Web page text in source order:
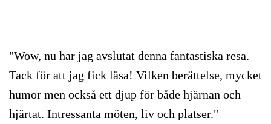
"Wow, nu har jag avslutat denna fantastiska resa.
Tack för att jag fick läsa! Vilken berättelse, mycket
humor men också ett djup för både hjärnan och
hjärtat. Intressanta möten, liv och platser."